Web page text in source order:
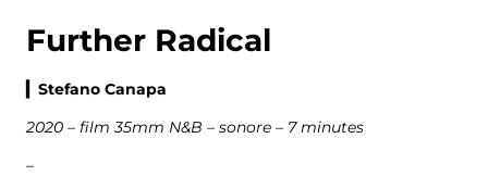
Further Radical
▎Stefano Canapa
2020 – film 35mm N&B – sonore – 7 minutes
–